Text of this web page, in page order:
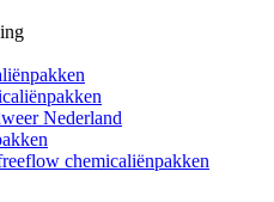
Nederland
chemicaliënpakken